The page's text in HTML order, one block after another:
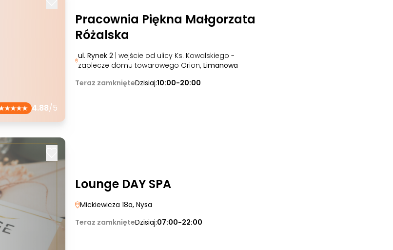
4.88/5
Pracownia Piękna Małgorzata
Różalska
ul. Rynek 2| wejście od ulicy Ks. Kowalskiego -
zaplecze domu towarowego Orion, Limanowa
Teraz zamknięteDzisiaj:10:00-20:00
Lounge DAY SPA
Mickiewicza 18a, Nysa
Teraz zamknięteDzisiaj:07:00-22:00